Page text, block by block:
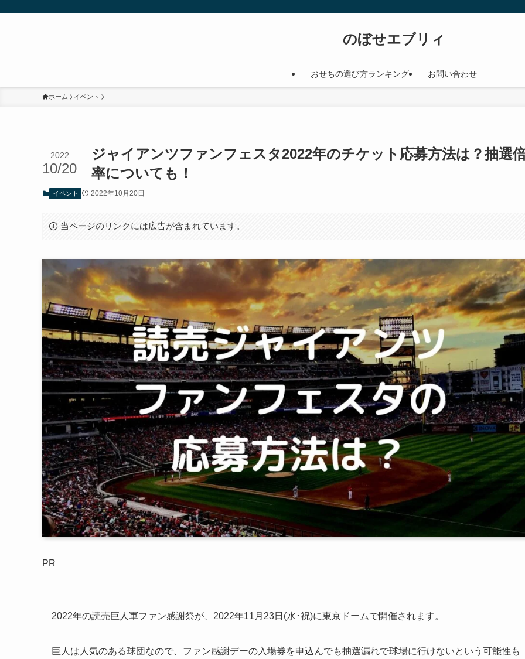
のぼせエブリィ
おせちの選び方ランキング お問い合わせ
ホーム イベント
ジャイアンツファンフェスタ2022年のチケット応募方法は？抽選
率についても！
2022
10/20
イベント 2022年10月20日
当ページのリンクには広告が含まれています。
PR
2022年の読売巨人軍ファン感謝祭が、2022年11月23日(水･祝)に東京ドームで開催されます。
巨人は人気のある球団なので、ファン感謝デーの入場券を申込んでも抽選漏れで球場に行けないという可能性も